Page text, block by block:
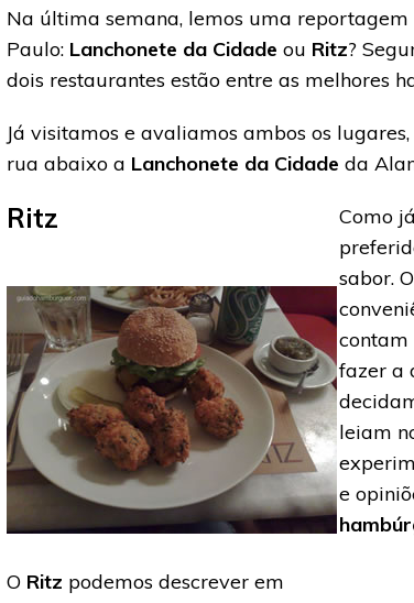
Na última semana, lemos uma
Paulo: Lanchonete da Cidade ou Ritz?
dois restaurantes estão entre as melhores
Já visitamos e avaliamos ambos os
rua abaixo a Lanchonete da Cidade da
Ritz
O Ritz podemos descrever em
Como
sabor.
contam
fazer a
leiam
e